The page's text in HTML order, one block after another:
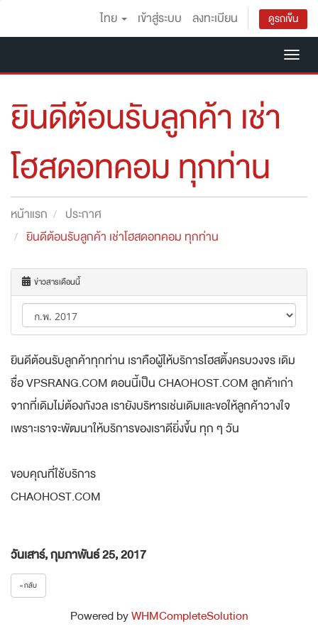
ไทย เข้าสู่ระบบ ลงทะเบียน ดูรถเข็น
ยินดีต้อนรับลูกค้า เช่า
โฮสดอทคอม ทุกท่าน
หน้าแรก
ประกาศ
ยินดีต้อนรับลูกค้า เช่าโฮสดอทคอม ทุกท่าน
ข่าวสารเดือนนี้
ยินดีต้อนรับลูกค้าทุกท่าน เราคือผู้ให้บริการโฮสติ้งครบวงจร เดิม
ชื่อ VPSRANG.COM ตอนนี้เป็น CHAOHOST.COM ลูกค้าเก่า
จากที่เดิมไม่ต้องกังวล เรายังบริหารเช่นเดิมและขอให้ลูกค้าวางใจ
เพราะเราจะพัฒนาให้บริการของเราดียิ่งขึ้น ทุก ๆ วัน
ขอบคุณที่ใช้บริการ
CHAOHOST.COM
วันเสาร์, กุมภาพันธ์ 25, 2017
« กลับ
Powered byWHMCompleteSolution